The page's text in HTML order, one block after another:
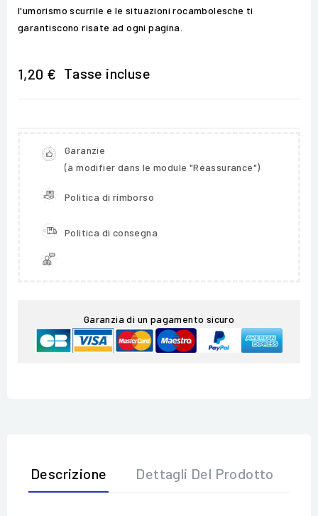
l'umorismo scurrile e le situazioni rocambolesche ti
garantiscono risate ad ogni pagina.
1,20 € Tasse incluse
Garanzie
(à modifier dans le module "Réassurance")
Politica di rimborso
Politica di consegna
Garanzia di un pagamento sicuro
Descrizione Dettagli Del Prodotto